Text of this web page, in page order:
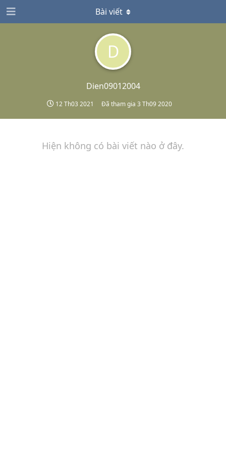
D
Dien09012004
12 Th03 2021 Đã tham gia 3 Th09 2020
Bài viết
Hiện không có bài viết nào ở đây.